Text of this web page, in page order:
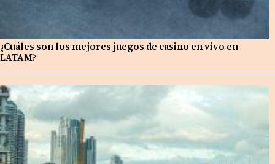
¿Cuáles son los mejores juegos de casino en vivo en
LATAM?